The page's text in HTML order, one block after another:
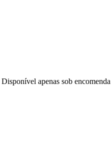
Disponível apenas sob encomenda